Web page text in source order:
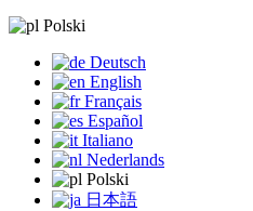
Polski
Deutsch
English
Français
Español
Italiano
Nederlands
Polski
日本語